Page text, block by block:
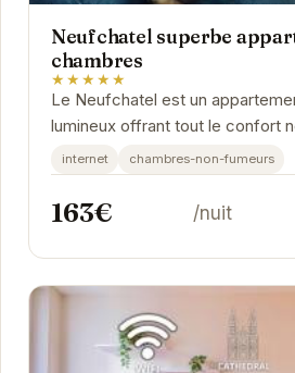
Neufchatel superbe
chambres
★★★★★
Le Neufchatel est un
lumineux offrant tout le confort
séjour inoubliable à Reims. Avec
internet chambres-non-fumeurs
163€ /nuit